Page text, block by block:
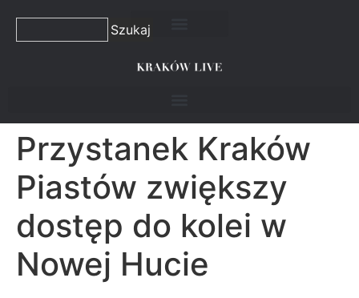
Szukaj
Przystanek Kraków
Piastów zwiększy
dostęp do kolei w
Nowej Hucie